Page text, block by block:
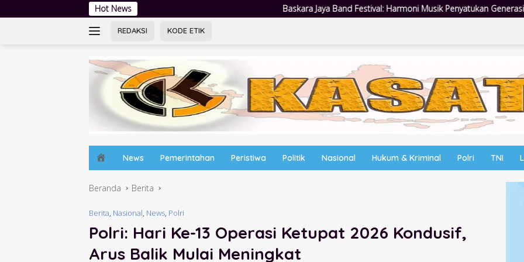
ke
Hot News Baskara Jaya Band Festival: Harmoni Musik Penyatukan Generasi Muda di Rangkaian HUT ke-60
REDAKSI KODE ETIK
o
e
News Pemerintahan Peristiwa Politik Nasional Hukum & Kriminal Polri TNI
Beranda Berita
Berita, Nasional, News, Polri
Polri: Hari Ke-13 Operasi Ketupat 2026 Kondusif,
Arus Balik Mulai Meningkat